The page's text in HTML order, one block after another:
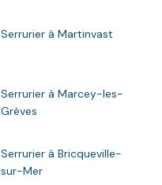
Serrurier à Martinvast
Serrurier à Marcey-les-
Grèves
Serrurier à Bricqueville-
sur-Mer